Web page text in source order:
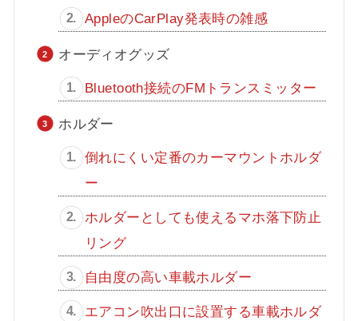
AppleのCarPlay発表時の雑感
オーディオグッズ
Bluetooth接続のFMトランスミッター
ホルダー
倒れにくい定番のカーマウントホルダ
ー
ホルダーとしても使えるマホ落下防止
リング
自由度の高い車載ホルダー
エアコン吹出口に設置する車載ホルダ